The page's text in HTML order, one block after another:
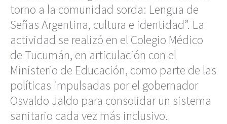
torno a la comunidad sorda: Lengua de
Señas Argentina, cultura e identidad”. La
actividad se realizó en el Colegio Médico
de Tucumán, en articulación con el
Ministerio de Educación, como parte de las
políticas impulsadas por el gobernador
Osvaldo Jaldo para consolidar un sistema
sanitario cada vez más inclusivo.